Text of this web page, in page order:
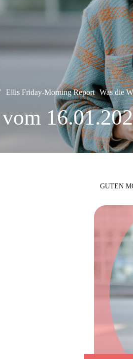
Ellis Friday-Morning Report Was die
GUTEN